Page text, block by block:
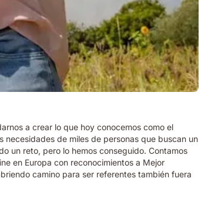
a crear lo que hoy conocemos como el
necesidades de miles de personas que buscan un
un reto, pero lo hemos conseguido. Contamos
en Europa con reconocimientos a Mejor
camino para ser referentes también fuera